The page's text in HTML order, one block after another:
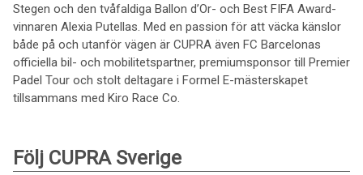
Stegen och den tvåfaldiga Ballon d’Or- och Best FIFA Award-
vinnaren Alexia Putellas. Med en passion för att väcka känslor
både på och utanför vägen är CUPRA även FC Barcelonas
officiella bil- och mobilitetspartner, premiumsponsor till Premier
Padel Tour och stolt deltagare i Formel E-mästerskapet
tillsammans med Kiro Race Co.
Följ CUPRA Sverige